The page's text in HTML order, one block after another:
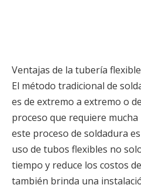
Ventajas de la tubería flexible
El método tradicional de
es de extremo a extremo o
proceso que requiere
este proceso de soldadura
uso de tubos flexibles no
tiempo y reduce los costos
también brinda una